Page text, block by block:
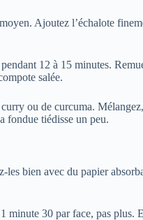
Ajoutez l’échalote
12 à 15 minutes.
salée.
ou de curcuma.
fondue tiédisse un peu.
les bien avec du papier
minute 30 par face, pas plus.